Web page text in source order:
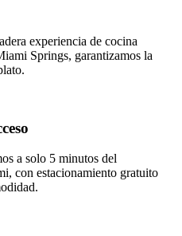
experiencia de cocina
Springs, garantizamos la
a solo 5 minutos del
con estacionamiento gratuito